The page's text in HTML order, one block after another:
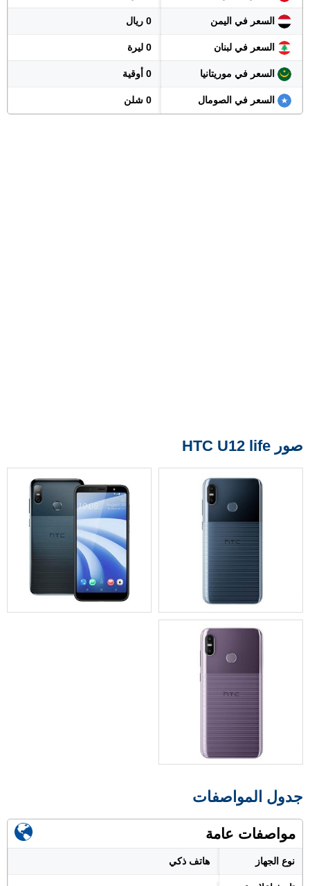
السعر في اليمن 0 ريال
السعر في لبنان 0 ليرة
السعر في موريتانيا 0 أوقية
السعر في الصومال 0 شلن
صور HTC U12 life
جدول المواصفات
مواصفات عامة
نوع الجهاز هاتف ذكي